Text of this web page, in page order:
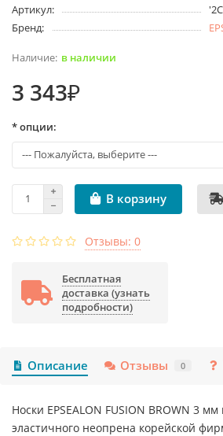
Артикул:
Бренд:
в наличии
3 343₽
* опции:
В корзину
Отзывы: 0
Бесплатная
доставка (узнать
подробности)
Описание Отзывы 0
Носки EPSEALON FUSION BROWN 3
эластичного неопрена корейской